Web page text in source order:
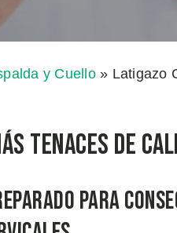
y Cuello» Latigazo
Tenaces de
Para